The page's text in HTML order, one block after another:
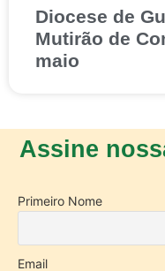
Diocese de
Mutirão de
maio
Assine
Primeiro Nome
Email